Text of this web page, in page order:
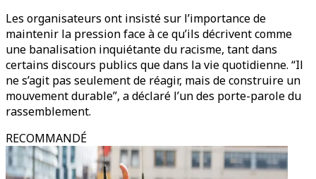
Les organisateurs ont insisté sur l’importance de
maintenir la pression face à ce qu’ils décrivent comme
une banalisation inquiétante du racisme, tant dans
certains discours publics que dans la vie quotidienne. “Il
ne s’agit pas seulement de réagir, mais de construire un
mouvement durable”, a déclaré l’un des porte-parole du
rassemblement.
RECOMMANDÉ